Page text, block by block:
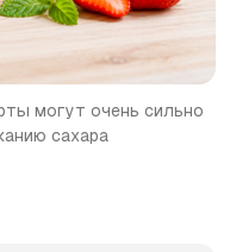
могут очень сильно
сахара